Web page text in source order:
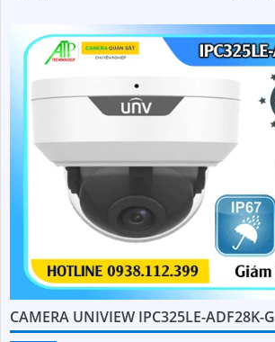
CAMERA UNIVIEW IPC325LE-ADF28K-G